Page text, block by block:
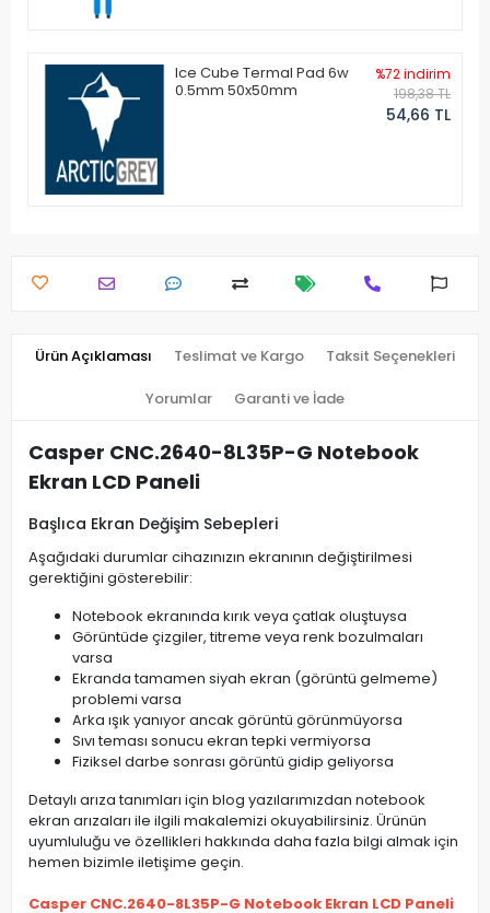
Ice Cube Termal Pad 6w
0.5mm 50x50mm
%72 indirim
198,38 TL
54,66 TL
Ürün Açıklaması Teslimat ve Kargo Taksit Seçenekleri
Yorumlar Garanti ve İade
Casper CNC.2640-8L35P-G Notebook
Ekran LCD Paneli
Başlıca Ekran Değişim Sebepleri
Aşağıdaki durumlar cihazınızın ekranının değiştirilmesi
gerektiğini gösterebilir:
Notebook ekranında kırık veya çatlak oluştuysa
Görüntüde çizgiler, titreme veya renk bozulmaları
varsa
Ekranda tamamen siyah ekran (görüntü gelmeme)
problemi varsa
Arka ışık yanıyor ancak görüntü görünmüyorsa
Sıvı teması sonucu ekran tepki vermiyorsa
Fiziksel darbe sonrası görüntü gidip geliyorsa
Detaylı arıza tanımları için blog yazılarımızdan notebook
ekran arızaları ile ilgili makalemizi okuyabilirsiniz. Ürünün
uyumluluğu ve özellikleri hakkında daha fazla bilgi almak için
hemen bizimle iletişime geçin.
Casper CNC.2640-8L35P-G Notebook Ekran LCD Paneli